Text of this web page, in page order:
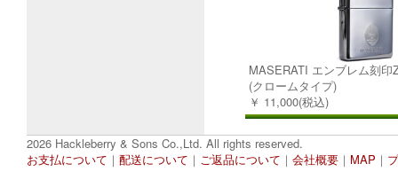
MASERATI エンブレム刻印
(クロームタイプ)
￥ 11,000(税込)
2026 Hackleberry & Sons Co.,Ltd. All rights reserved.
お支払について ｜ 配送について ｜ ご返品について ｜ 会社概要 ｜ MAP ｜